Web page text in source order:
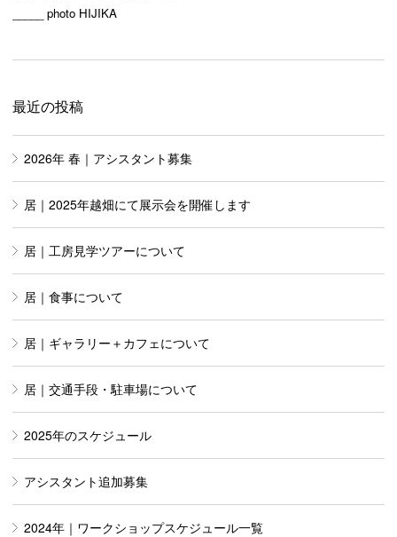
_____ photo HIJIKA
最近の投稿
2026年 春｜アシスタント募集
居｜2025年越畑にて展示会を開催します
居｜工房見学ツアーについて
居｜食事について
居｜ギャラリー＋カフェについて
居｜交通手段・駐車場について
2025年のスケジュール
アシスタント追加募集
2024年｜ワークショップスケジュール一覧